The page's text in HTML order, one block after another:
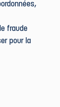
fraude
pour la